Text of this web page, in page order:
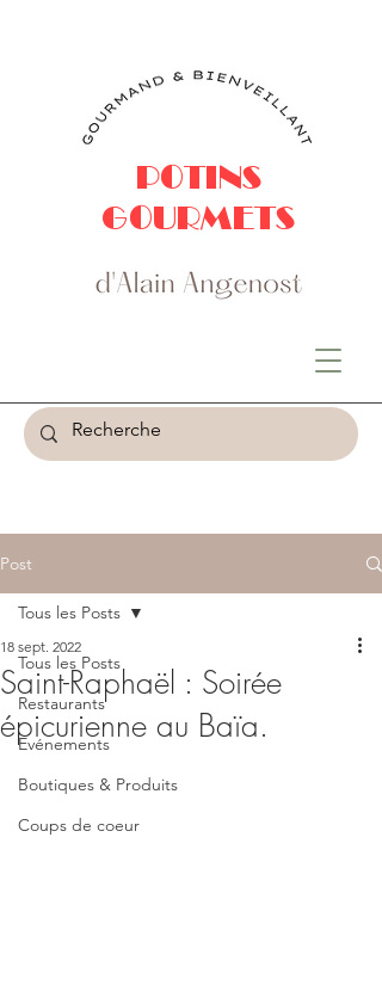
POTINS
GOURMETS
Post
Tous les Posts
Restaurants
Evénements
Boutiques & Produits
Coups de coeur
Tous les Posts
Saint-Raphaël : Soirée
épicurienne au Baïa.
18 sept. 2022